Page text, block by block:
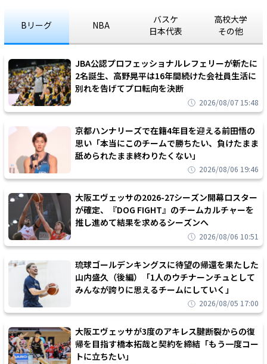
Bリーグ NBA
バスケ
日本代表
高校大学
その他
JBA公認プロフェッショナルレフェリーが新たに
2名誕生、高野晃平は16年間続けた会社員生活に
別れを告げてプロ転向を決断
2026/08/07 15:48
京都ハンナリーズで在籍4年目を迎える前田悟の
思い「本当にこのチームで勝ちたい、負けたまま
舐められたまま終わりたくない」
2026/08/06 19:46
大阪エヴェッサの2026-27シーズン開幕ロスター
が確定、『DOG FIGHT』のチームカルチャーを
推し進めて結果を求めるシーズンへ
2026/08/06 10:51
琉球ゴールデンキングスに待望の帰還を果たした
山内盛久（後編）「1人のウチナーンチュとして
みんなが誇りに思えるチームにしていく」
2026/08/05 17:00
大阪エヴェッサが3度のアキレス腱断裂からの復
帰を目指す橋本拓哉と契約を締結「もう一度コー
トに立ちたい」